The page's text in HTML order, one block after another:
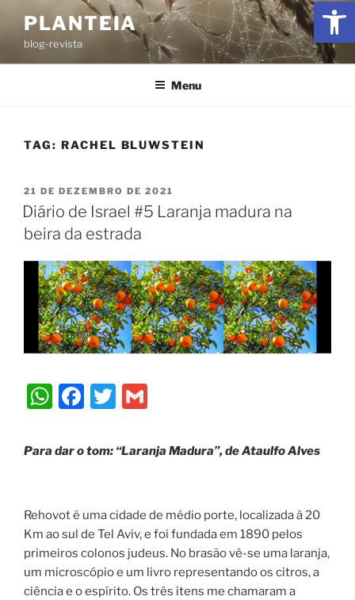
PLANTEIA
blog-revista
Menu
TAG: RACHEL BLUWSTEIN
21 DE DEZEMBRO DE 2021
Diário de Israel #5 Laranja madura na
beira da estrada
W
at
p
p
F
c
o
o
k
T
itt ai
Para dar o tom: “Laranja Madura”, de Ataulfo Alves
Rehovot é uma cidade de médio porte, localizada à 20
Km ao sul de Tel Aviv, e foi fundada em 1890 pelos
primeiros colonos judeus. No brasão vê-se uma laranja,
um microscópio e um livro representando os citros, a
ciência e o espírito. Os três itens me chamaram a